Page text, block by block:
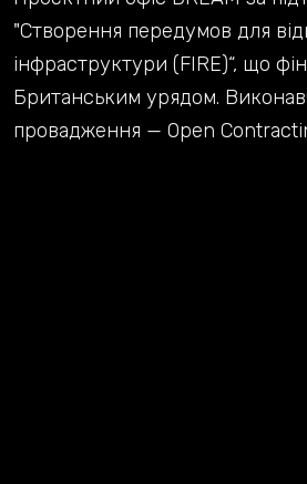
"Створення передумов для
інфраструктури (FIRE)“, що
Британським урядом.
провадження — Open